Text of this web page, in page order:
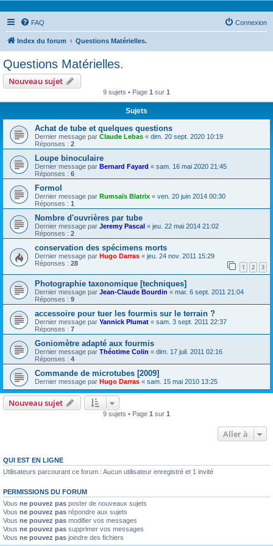
FAQ Connexion
Index du forum Questions Matérielles.
Questions Matérielles.
Nouveau sujet
9 sujets • Page 1 sur 1
Sujets
Achat de tube et quelques questions
Dernier message par Claude Lebas « dim. 20 sept. 2020 10:19
Réponses : 2
Loupe binoculaire
Dernier message par Bernard Fayard « sam. 16 mai 2020 21:45
Réponses : 6
Formol
Dernier message par Rumsaïs Blatrix « ven. 20 juin 2014 00:30
Réponses : 1
Nombre d'ouvrières par tube
Dernier message par Jeremy Pascal « jeu. 22 mai 2014 21:02
Réponses : 2
conservation des spécimens morts
Dernier message par Hugo Darras « jeu. 24 nov. 2011 15:29
Réponses : 28 1 2 3
Photographie taxonomique [techniques]
Dernier message par Jean-Claude Bourdin « mar. 6 sept. 2011 21:04
Réponses : 9
accessoire pour tuer les fourmis sur le terrain ?
Dernier message par Yannick Plumat « sam. 3 sept. 2011 22:37
Réponses : 7
Goniomètre adapté aux fourmis
Dernier message par Théotime Colin « dim. 17 juil. 2011 02:16
Réponses : 4
Commande de microtubes [2009]
Dernier message par Hugo Darras « sam. 15 mai 2010 13:25
Nouveau sujet
9 sujets • Page 1 sur 1
Aller à
QUI EST EN LIGNE
Utilisateurs parcourant ce forum : Aucun utilisateur enregistré et 1 invité
PERMISSIONS DU FORUM
Vous ne pouvez pas poster de nouveaux sujets
Vous ne pouvez pas répondre aux sujets
Vous ne pouvez pas modifier vos messages
Vous ne pouvez pas supprimer vos messages
Vous ne pouvez pas joindre des fichiers